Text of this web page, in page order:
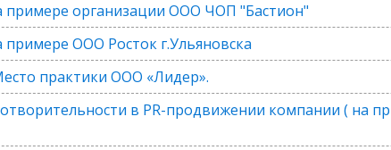
организации ООО ЧОП "Бастион"
ООО Росток г.Ульяновска
практики ООО «Лидер».
в PR-продвижении компании ( на